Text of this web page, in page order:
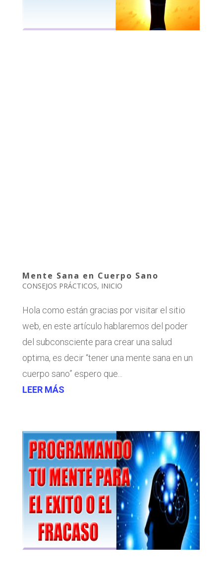
Mente Sana en Cuerpo Sano
CONSEJOS PRÁCTICOS, INICIO
Hola como están gracias por visitar el sitio
web, en este artículo hablaremos del poder
del subconsciente para crear una salud
optima, es decir “tener una mente sana en un
cuerpo sano” espero que...
LEER MÁS